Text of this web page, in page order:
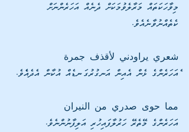
މިވާހަކަތައް މަރާލެވުމަކަށް ދެނެއް އަހަރެންނަށް
ކެތެއްނުވާނެއެވެ.
شعري يراودني لأقذف جمرة
ެއަހަރެންގެ ޅެން އެއިން އަނގުރުގަނޑެއް އުކާން އެދެއެެވެ.
مما حوى صدري من النيران
އަހަރެންގެ މޭތެރޭ ހަރުލާފައިހުރި އަލިފާނުންނެވެ.